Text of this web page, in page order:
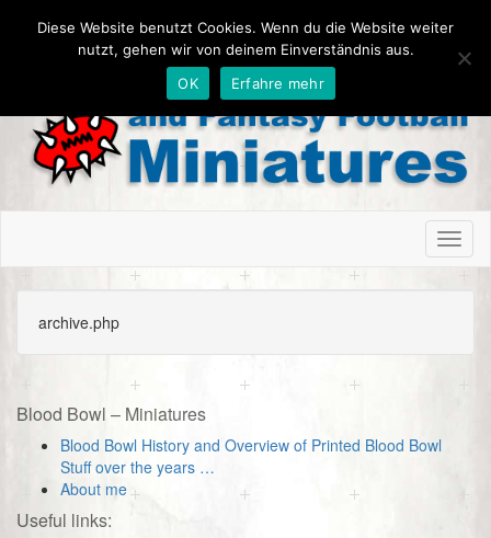
archive.php
Blood Bowl – Miniatures
Blood Bowl History and Overview of Printed Blood Bowl
Stuff over the years …
About me
Useful links:
Diese Website benutzt Cookies. Wenn du die Website weiter
nutzt, gehen wir von deinem Einverständnis aus.
OK
Erfahre mehr